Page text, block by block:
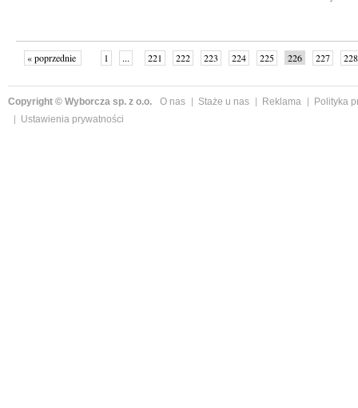
« poprzednie 1 ... 221 222 223 224 225 226 227
228
Copyright © Wyborcza sp. z o.o. O nas Staże u nas Reklama
Polityka
Ustawienia prywatności